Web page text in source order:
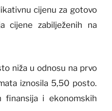
cijenu za gotovo
cijene zabilježenih na
niža u odnosu na prvo
iznosila 5,50 posto.
finansija i ekonomskih